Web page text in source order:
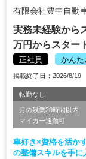
有限会社豊中自動
実務未経験から
万円からスター
正社員 かんた
掲載終了日：2026/8/19
転勤なし
月の残業20時間以内
マイカー通勤可
車好き×資格を活か
の整備スキルを手に